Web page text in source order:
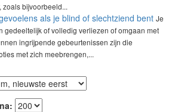
bijvoorbeeld...
als je blind of slechtziend bent Je
gedeeltelijk of volledig verliezen of omgaan met
ingrijpende gebeurtenissen zijn die
met zich meebrengen,...